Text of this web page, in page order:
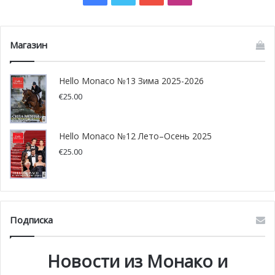
Сандро Мишели – «Шеф-кондитер года» по версии
Gault & Millau
«Шеф-кондитер года» — таким титулом гид Gault &
2013 года неизменно радует своими десертами
посетителей ресторана Louis XV — Alain Ducasse (Hôtel
de Paris в Монако).
Магазин
Hello Monaco №13 Зима 2025-2026
€25.00
Hello Monaco №12 Лето–Осень 2025
€25.00
Подписка
Новости из Монако и